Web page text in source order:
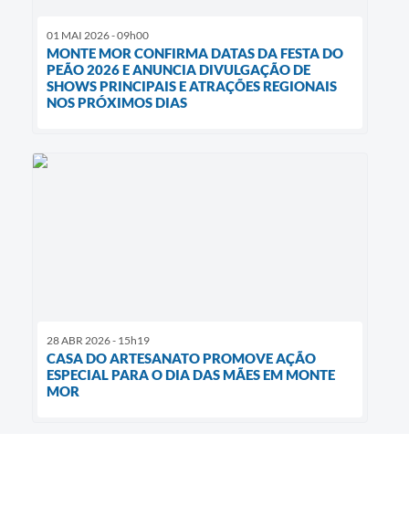
01 MAI 2026 - 09h00
MONTE MOR CONFIRMA DATAS DA FESTA DO
PEÃO 2026 E ANUNCIA DIVULGAÇÃO DE
SHOWS PRINCIPAIS E ATRAÇÕES REGIONAIS
NOS PRÓXIMOS DIAS
28 ABR 2026 - 15h19
CASA DO ARTESANATO PROMOVE AÇÃO
ESPECIAL PARA O DIA DAS MÃES EM MONTE
MOR